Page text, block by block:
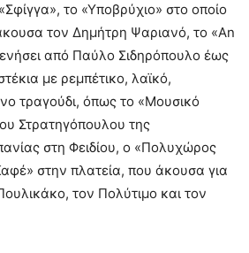
το «Υποβρύχιο» στο οποίο
τον Δημήτρη Ψαριανό, το «An
από Παύλο Σιδηρόπουλο έως
με ρεμπέτικο, λαϊκό,
τραγούδι, όπως το «Μουσικό
Στρατηγόπουλου της
στη Φειδίου, ο «Πολυχώρος
στην πλατεία, που άκουσα για
τον Πολύτιμο και τον